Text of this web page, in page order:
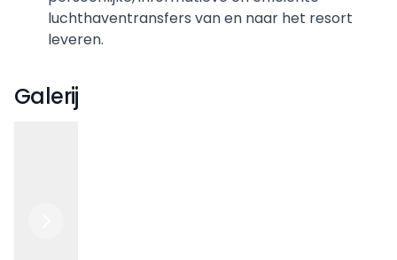
luchthaventransfers van en naar het resort
leveren.
Galerij